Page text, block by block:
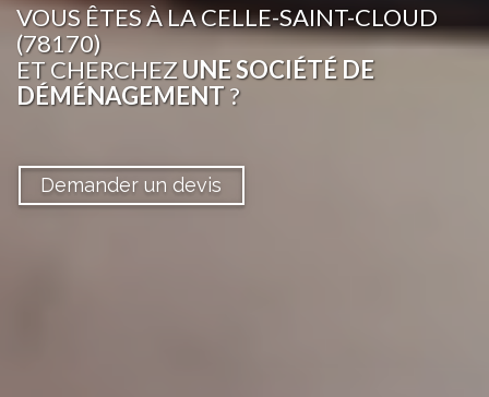
VOUS ÊTESÀ LA CELLE-SAINT-CLOUD
(78170)
ET CHERCHEZUNE SOCIÉTÉ DE
DÉMÉNAGEMENT?
Demander un devis